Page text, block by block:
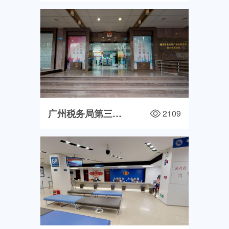
广州税务局第三分局 2109